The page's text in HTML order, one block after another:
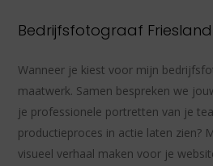
Bedrijfsfotograaf Friesland
Wanneer je kiest voor mijn
maatwerk. Samen bespreken we
je professionele portretten van je
productieproces in actie laten zien?
visueel verhaal maken voor je